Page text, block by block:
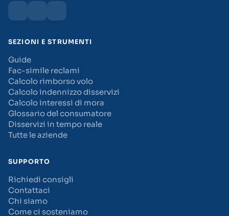
SEZIONI E STRUMENTI
Guide
Fac-simile reclami
Calcolo rimborso volo
Calcolo indennizzo disservizi
Calcolo interessi di mora
Glossario del consumatore
Disservizi in tempo reale
Tutte le aziende
SUPPORTO
Richiedi consigli
Contattaci
Chi siamo
Come ci sosteniamo